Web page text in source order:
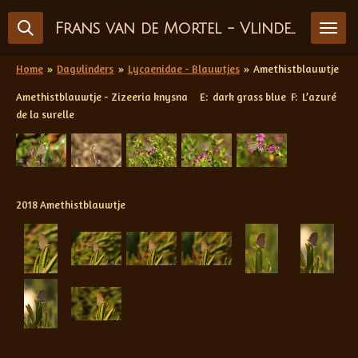
Ga
direct
de
Frans van de Mortel - Vlinderfotografie
Home » Dagvlinders » Lycaenidae - Blauwtjes » Amethistblauwtje
Amethistblauwtje - Zizeeria knysna E: dark grass blue F: L’azuré
de la surelle
2018 Amethistblauwtje